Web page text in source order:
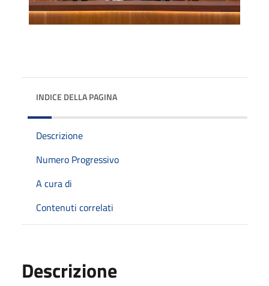
INDICE DELLA PAGINA
Descrizione
Numero Progressivo
A cura di
Contenuti correlati
Descrizione